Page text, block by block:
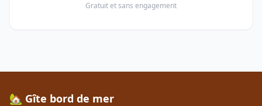
Gratuit et sans engagement
🏡 Gîte bord de mer